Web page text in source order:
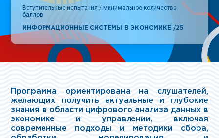
Вступительные испытания / минимальное количество
баллов
ИНФОРМАЦИОННЫЕ СИСТЕМЫ В ЭКОНОМИКЕ /25
Программа ориентирована на слушателей,
желающих получить актуальные и глубокие
знания в области цифрового анализа данных в
экономике и управлении, включая
современные подходы и методики сбора,